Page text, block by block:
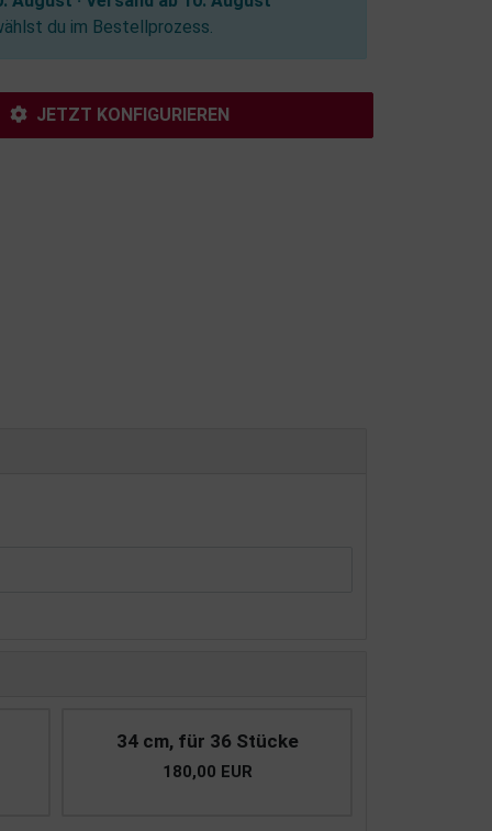
du im Bestellprozess.
JETZT KONFIGURIEREN
34 cm, für 36 Stücke
180,00 EUR